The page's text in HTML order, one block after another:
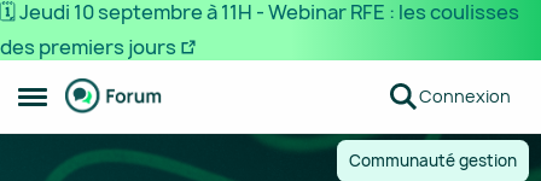
🗓️ Jeudi 10 septembre à 11H - Webinar RFE : les coulisses
des premiers jours
Ouvrir Menu Latéral
Passer au contenu Connexion
Communauté gestion